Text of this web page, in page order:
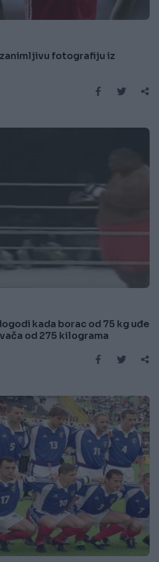
fotografiju iz
kada borac od 75 kg uđe
od 275 kilograma